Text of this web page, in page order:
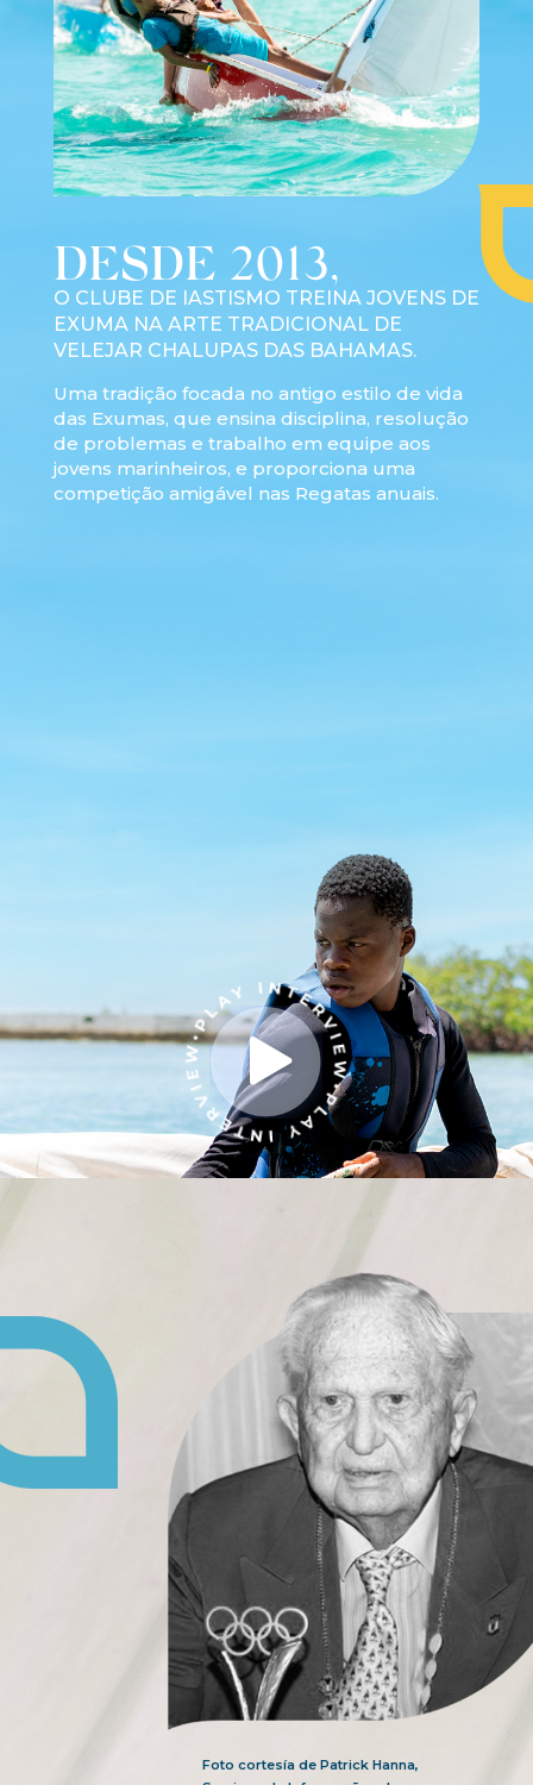
Play
Video
DESDE 2013,
O CLUBE DE IASTISMO TREINA JOVENS DE
EXUMA NA ARTE TRADICIONAL DE
VELEJAR CHALUPAS DAS BAHAMAS.
Uma tradição focada no antigo estilo de vida
das Exumas, que ensina disciplina, resolução
de problemas e trabalho em equipe aos
jovens marinheiros, e proporciona uma
competição amigável nas Regatas anuais.
Foto cortesía de Patrick Hanna,